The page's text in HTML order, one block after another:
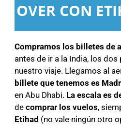
OVER CON
Compramos los billetes de
antes de ir a la India, los
nuestro viaje. Llegamos al
billete que tenemos es
en Abu Dhabi. La escala es
de comprar los vuelos,
Etihad (no vale ningún otro